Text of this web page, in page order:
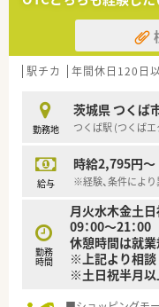
ます
・店舗運営には「
コミュニケーショ
ために現場の声も
駅チカ 年間休日120日
勤務地
茨城県 つくば
つくば駅 (つくば
給与
時給2,795円～
※経験、条件により
勤務
時間
月火水木金土
09：00～21：00
休憩時間は就
※上記より相談
※土日祝半月